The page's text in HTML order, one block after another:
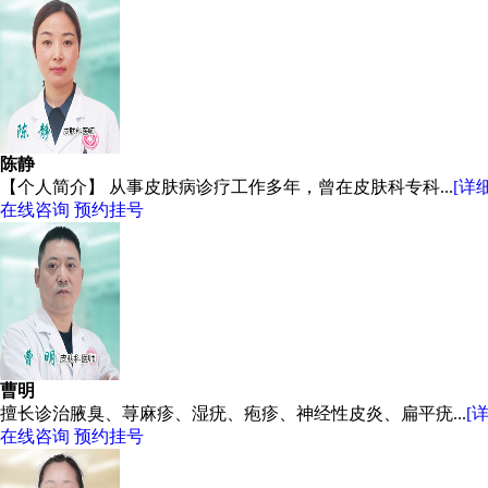
陈静
【个人简介】 从事皮肤病诊疗工作多年，曾在皮肤科专科...[详
在线咨询 预约挂号
曹明
擅长诊治腋臭、荨麻疹、湿疣、疱疹、神经性皮炎、扁平疣...[
在线咨询 预约挂号